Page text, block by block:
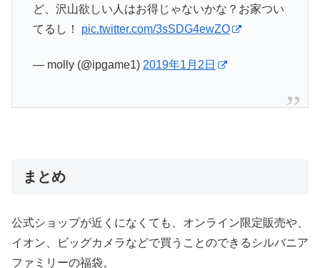
ど、沢山欲しい人はお得じゃないかな？お家つい
てるし！ pic.twitter.com/3sSDG4ewZO
— molly (@ipgame1) 2019年1月2日
まとめ
公式ショップが近くになくても、オンライン限定販売や、
イオン、ビッグカメラなどで買うことのできるシルバニア
ファミリーの福袋。